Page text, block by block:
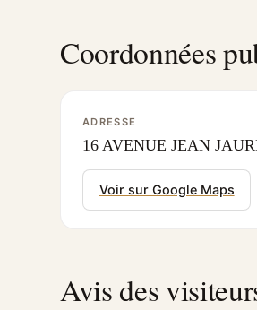
Coordonnées
ADRESSE
16 AVENUE JEAN
Voir sur Google Maps
Avis des